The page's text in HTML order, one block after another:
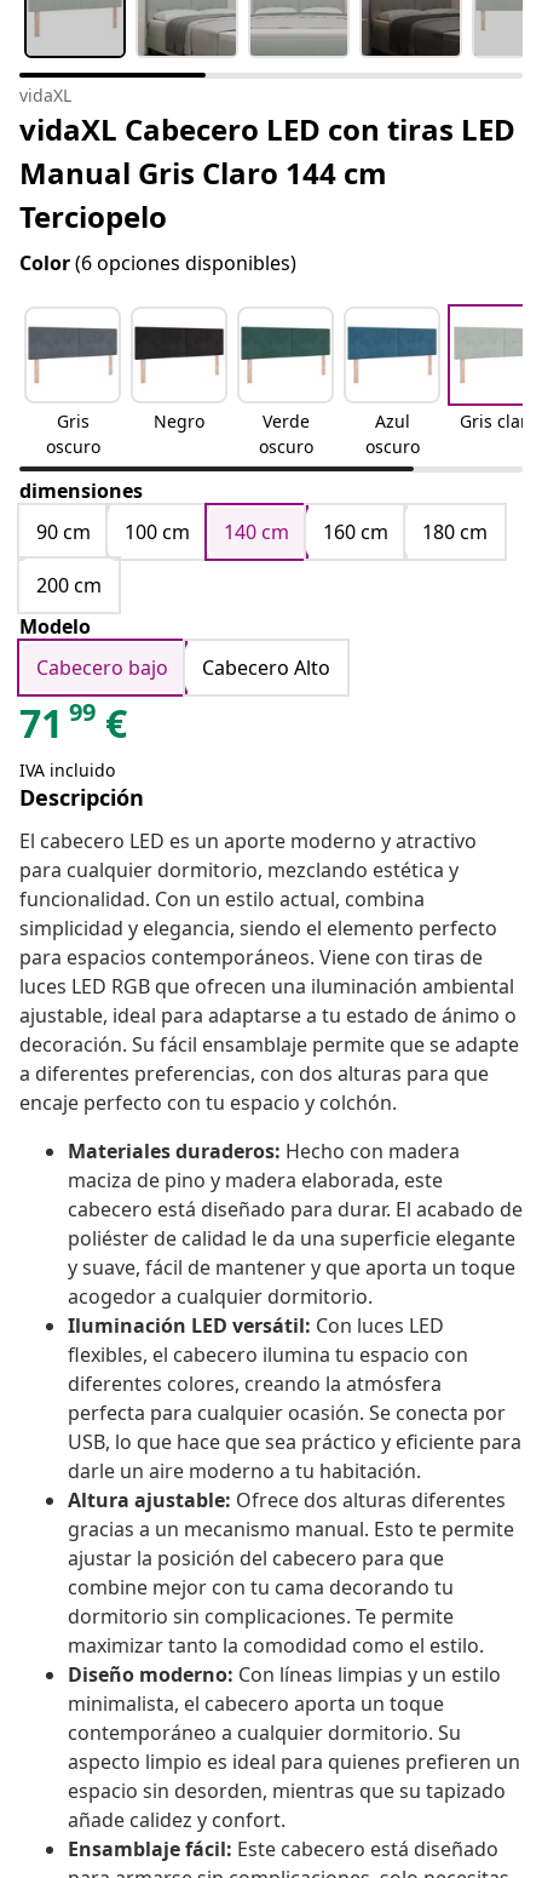
vidaXL
vidaXL Cabecero LED con tiras LED
Manual Gris Claro 144 cm
Terciopelo
Color(6 opciones disponibles)
Gris
oscuro
Negro
Verde
oscuro
Azul
oscuro
Gris claro
dimensiones
90 cm
100 cm 140 cm 160 cm
180 cm
200 cm
Modelo
Cabecero bajo
Cabecero Alto
71 99 €
IVA incluido
Descripción
El cabecero LED es un aporte moderno y atractivo
para cualquier dormitorio, mezclando estética y
funcionalidad. Con un estilo actual, combina
simplicidad y elegancia, siendo el elemento perfecto
para espacios contemporáneos. Viene con tiras de
luces LED RGB que ofrecen una iluminación ambiental
ajustable, ideal para adaptarse a tu estado de ánimo o
decoración. Su fácil ensamblaje permite que se adapte
a diferentes preferencias, con dos alturas para que
encaje perfecto con tu espacio y colchón.
Materiales duraderos: Hecho con madera
maciza de pino y madera elaborada, este
cabecero está diseñado para durar. El acabado de
poliéster de calidad le da una superficie elegante
y suave, fácil de mantener y que aporta un toque
acogedor a cualquier dormitorio.
Iluminación LED versátil: Con luces LED
flexibles, el cabecero ilumina tu espacio con
diferentes colores, creando la atmósfera
perfecta para cualquier ocasión. Se conecta por
USB, lo que hace que sea práctico y eficiente para
darle un aire moderno a tu habitación.
Altura ajustable: Ofrece dos alturas diferentes
gracias a un mecanismo manual. Esto te permite
ajustar la posición del cabecero para que
combine mejor con tu cama decorando tu
dormitorio sin complicaciones. Te permite
maximizar tanto la comodidad como el estilo.
Diseño moderno: Con líneas limpias y un estilo
minimalista, el cabecero aporta un toque
contemporáneo a cualquier dormitorio. Su
aspecto limpio es ideal para quienes prefieren un
espacio sin desorden, mientras que su tapizado
añade calidez y confort.
Ensamblaje fácil: Este cabecero está diseñado